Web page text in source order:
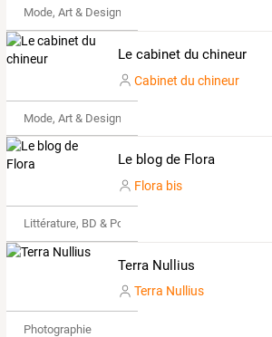
Mode, Art & Design
Le cabinet du chineur
Cabinet du chineur
Mode, Art & Design
Le blog de Flora
Flora bis
Littérature, BD & Poésie
Terra Nullius
Terra Nullius
Photographie